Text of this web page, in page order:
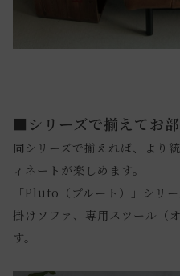
■シリーズで揃えてお
同シリーズで揃えれば、より
ィネートが楽しめます。
「Pluto（プルート）」シリ
掛けソファ、専用スツール（
す。